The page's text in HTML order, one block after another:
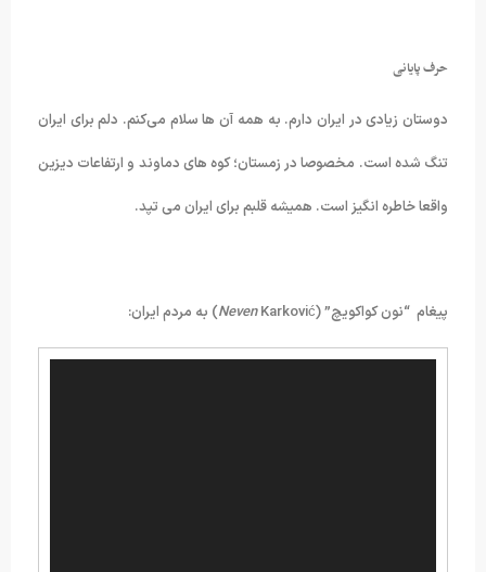
حرف پایانی
دوستان زیادی در ایران دارم. به همه آن ها سلام می‌کنم. دلم برای ایران
تنگ شده است. مخصوصا در زمستان؛ کوه های دماوند و ارتفاعات دیزین
واقعا خاطره انگیز است. همیشه قلبم برای ایران می تپد.
پیغام “نون کواکویچ” ( NevenKarković) به مردم ایران: